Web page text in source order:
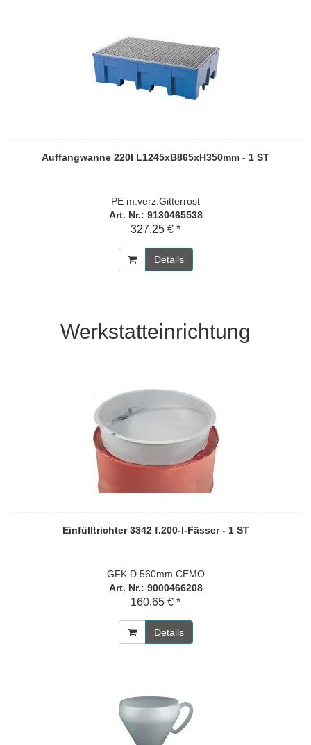
Auffangwanne 220l L1245xB865xH350mm - 1 ST
PE m.verz.Gitterrost
Art. Nr.: 9130465538
327,25 € *
Details
Werkstatteinrichtung
Einfülltrichter 3342 f.200-l-Fässer - 1 ST
GFK D.560mm CEMO
Art. Nr.: 9000466208
160,65 € *
Details